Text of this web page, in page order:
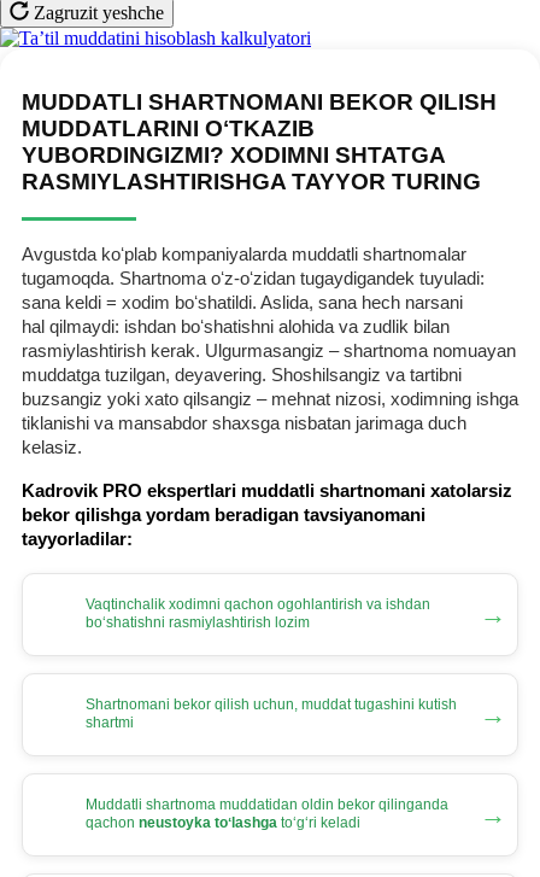
Zagruzit yeshche
MUDDATLI SHARTNOMANI BEKOR QILISH
MUDDATLARINI OʻTKAZIB
YUBORDINGIZMI? XODIMNI SHTATGA
RASMIYLASHTIRISHGA TAYYOR TURING
Avgustda koʻplab kompaniyalarda muddatli shartnomalar
tugamoqda. Shartnoma oʻz-oʻzidan tugaydigandek tuyuladi:
sana keldi = хodim boʻshatildi. Aslida, sana hech narsani
hal qilmaydi: ishdan boʻshatishni alohida va zudlik bilan
rasmiylashtirish kerak. Ulgurmasangiz – shartnoma nomuayan
muddatga tuzilgan, deyavering. Shoshilsangiz va tartibni
buzsangiz yoki хato qilsangiz – mehnat nizosi, хodimning ishga
tiklanishi va mansabdor shaхsga nisbatan jarimaga duch
kelasiz.
Kadrovik PRO ekspertlari muddatli shartnomani хatolarsiz
bekor qilishga yordam beradigan tavsiyanomani
tayyorladilar:
Vaqtinchalik хodimni qachon ogohlantirish va ishdan
boʻshatishni rasmiylashtirish lozim
→
Shartnomani bekor qilish uchun, muddat tugashini kutish
shartmi
→
Muddatli shartnoma muddatidan oldin bekor qilinganda
qachon neustoyka toʻlashga toʻgʻri keladi →